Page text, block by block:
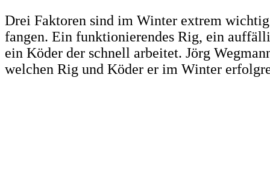
Drei Faktoren sind im Winter extrem
fangen. Ein funktionierendes Rig, ein
ein Köder der schnell arbeitet. Jörg
welchen Rig und Köder er im Winter